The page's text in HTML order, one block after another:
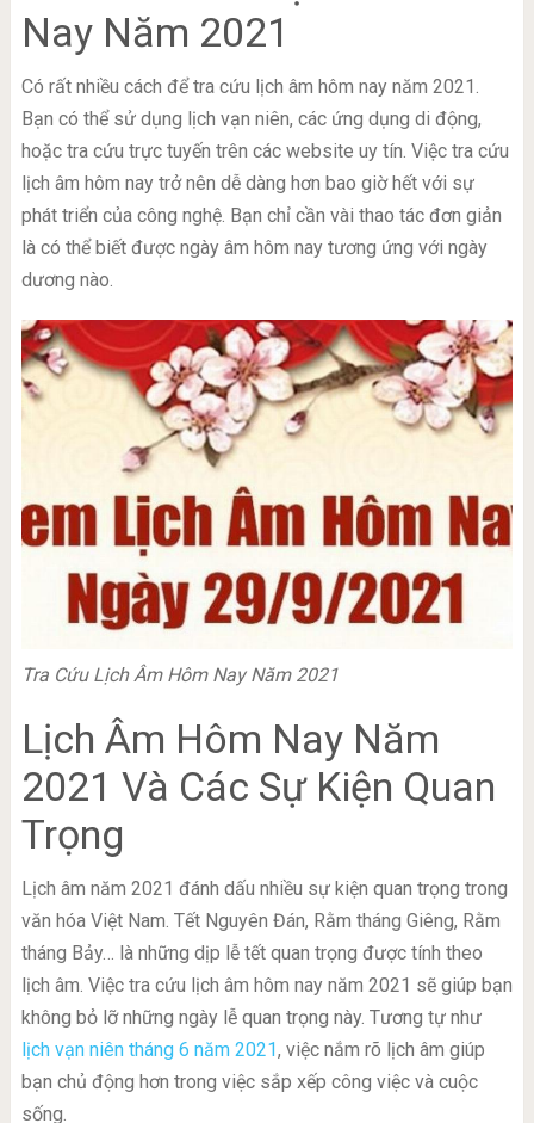
Nay Năm 2021
Có rất nhiều cách để tra cứu lịch âm hôm nay năm 2021.
Bạn có thể sử dụng lịch vạn niên, các ứng dụng di động,
hoặc tra cứu trực tuyến trên các website uy tín. Việc tra cứu
lịch âm hôm nay trở nên dễ dàng hơn bao giờ hết với sự
phát triển của công nghệ. Bạn chỉ cần vài thao tác đơn giản
là có thể biết được ngày âm hôm nay tương ứng với ngày
dương nào.
Tra Cứu Lịch Âm Hôm Nay Năm 2021
Lịch Âm Hôm Nay Năm
2021 Và Các Sự Kiện Quan
Trọng
Lịch âm năm 2021 đánh dấu nhiều sự kiện quan trọng trong
văn hóa Việt Nam. Tết Nguyên Đán, Rằm tháng Giêng, Rằm
tháng Bảy… là những dịp lễ tết quan trọng được tính theo
lịch âm. Việc tra cứu lịch âm hôm nay năm 2021 sẽ giúp bạn
không bỏ lỡ những ngày lễ quan trọng này. Tương tự như
lịch vạn niên tháng 6 năm 2021, việc nắm rõ lịch âm giúp
bạn chủ động hơn trong việc sắp xếp công việc và cuộc
sống.